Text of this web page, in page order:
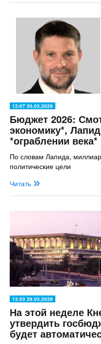
12:07 30.03.2026
Бюджет 2026:
экономику*,
*ограблении века*
По словам Лапида,
политические цели
Читать
13:53 29.03.2026
На этой неделе
утвердить
будет